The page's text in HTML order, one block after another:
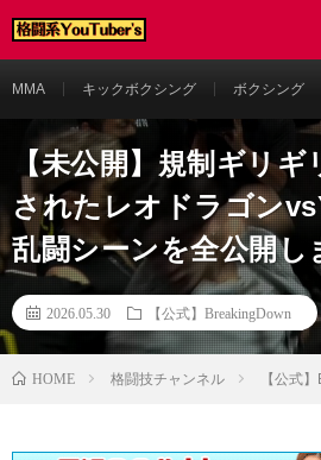
MMA キックボクシング ボクシング
【未公開】規制ギリ
されたレオドラゴン
乱闘シーンを全公開し
2026.05.30 【公式】BreakingDown
HOME 格闘技チャンネル 【公式